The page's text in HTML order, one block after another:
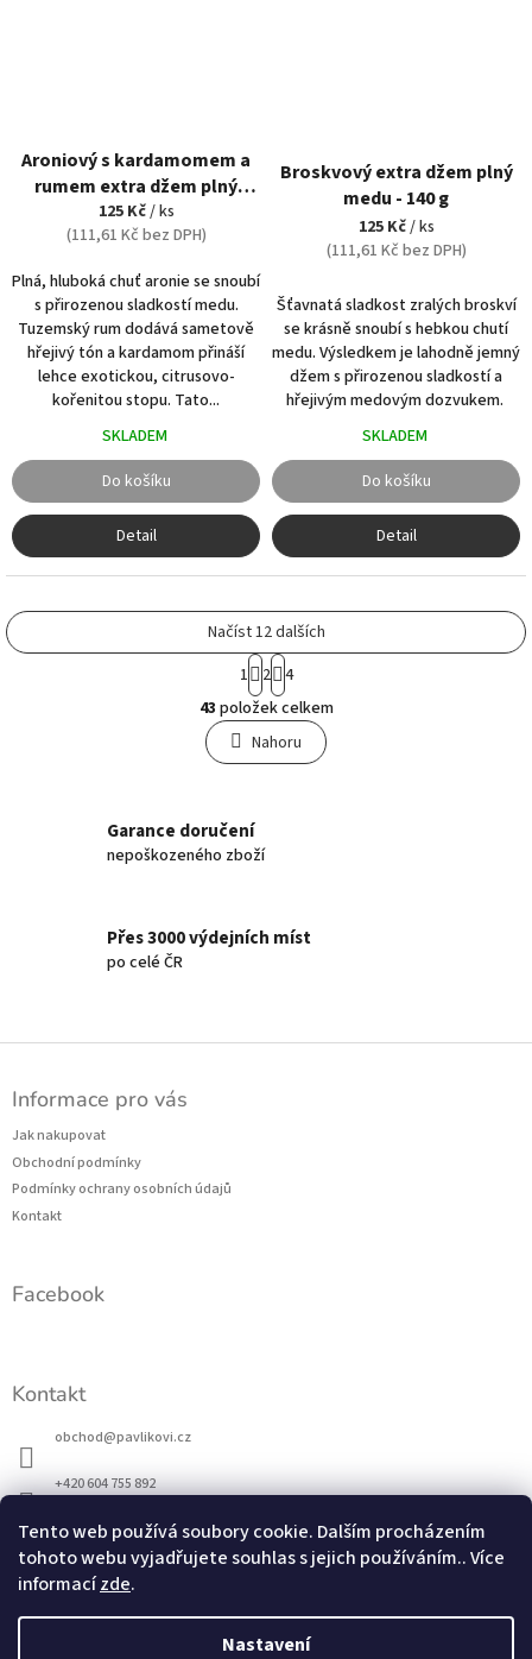
Tento web používá soubory cookie. Dalším procházením
tohoto webu vyjadřujete souhlas s jejich používáním.. Více
informacízde.
Nastavení
Aroniový s kardamomem a
rumem extra džem plný
medu - 140 g
125 Kč/ ks
(111,61 Kč bez DPH)
Plná, hluboká chuť aronie se snoubí
s přirozenou sladkostí medu.
Tuzemský rum dodává sametově
hřejivý tón a kardamom přináší
lehce exotickou, citrusovo-
kořenitou stopu. Tato...
SKLADEM
Do košíku
Detail
Broskvový extra džem plný
medu - 140 g
125 Kč/ ks
(111,61 Kč bez DPH)
Šťavnatá sladkost zralých broskví
se krásně snoubí s hebkou chutí
medu. Výsledkem je lahodně jemný
džem s přirozenou sladkostí a
hřejivým medovým dozvukem.
SKLADEM
Do košíku
Detail
O
v
l
á
í
k
Načíst 12 dalších
S
t
r
á
n
k
n
í
1 2
4
43 položek celkem
Nahoru
Garance doručení
nepoškozeného zboží
Přes 3000 výdejních míst
po celé ČR
Z
Informace pro vás
Jak nakupovat
Obchodní podmínky
Podmínky ochrany osobních údajů
Kontakt
Facebook
Kontakt
obchod@pavlikovi.cz
+420 604 755 892
Jsme také na FACEBOOKU